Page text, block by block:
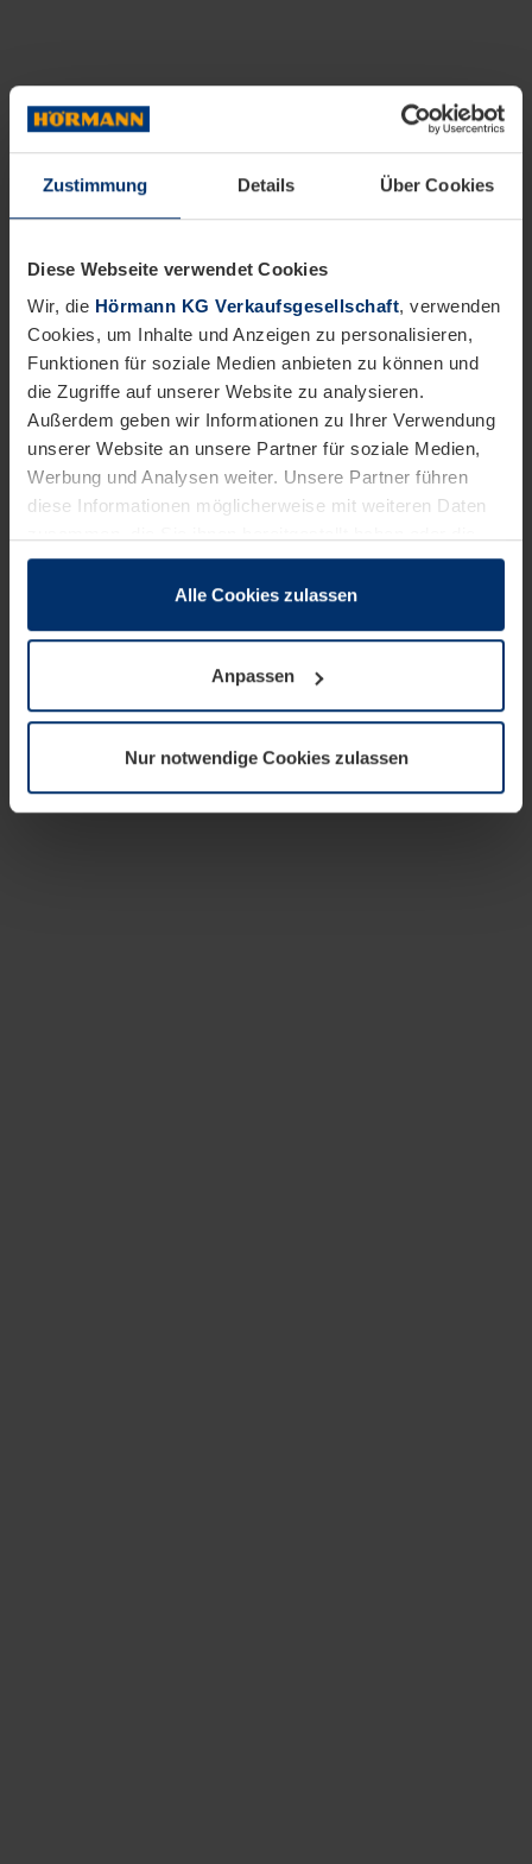
Zustimmung Details Über Cookies
Diese Webseite verwendet Cookies
Wir, die Hörmann KG Verkaufsgesellschaft, verwenden
Cookies, um Inhalte und Anzeigen zu personalisieren,
Funktionen für soziale Medien anbieten zu können und
die Zugriffe auf unserer Website zu analysieren.
Außerdem geben wir Informationen zu Ihrer Verwendung
unserer Website an unsere Partner für soziale Medien,
Werbung und Analysen weiter. Unsere Partner führen
diese Informationen möglicherweise mit weiteren Daten
sie im Rahmen Ihrer Nutzung der Dienste gesammelt
wenn diese für den Betrieb dieser Seite unbedingt
notwendig sind. Für alle anderen Cookie-Typen benötigen
wir Ihre Erlaubnis. Ihre Einwilligung können Sie jederzeit
Datenschutzerklärungunserer Website ändern oder
widerrufen.
Alle Cookies zulassen
Anpassen
Nur notwendige Cookies zulassen